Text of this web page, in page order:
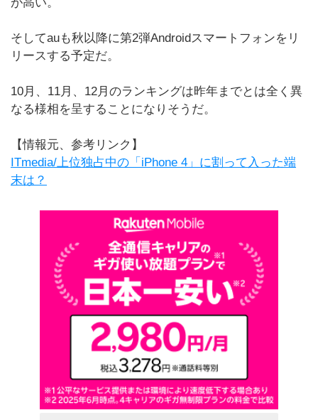
そしてauも秋以降に第2弾Androidスマートフォンをリ
リースする予定だ。
10月、11月、12月のランキングは昨年までとは全く異
なる様相を呈することになりそうだ。
【情報元、参考リンク】
ITmedia/上位独占中の「iPhone 4」に割って入った端
末は？